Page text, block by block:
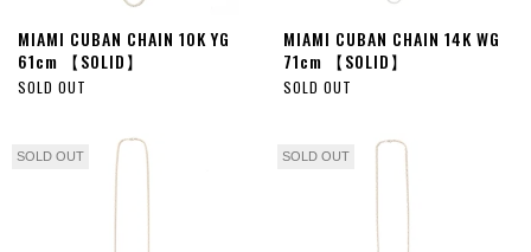
MIAMI CUBAN CHAIN 10K YG
61cm 【SOLID】
SOLD OUT
MIAMI CUBAN CHAIN 14K WG
71cm 【SOLID】
SOLD OUT
SOLD OUT SOLD OUT